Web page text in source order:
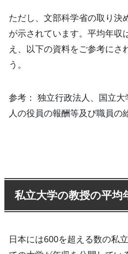
ただし、文部科学省の取り決
が示されています。平均年収
え、以下の資料をご参考にさ
う。
参考： 独立行政法人、国立
人の役員の報酬等及び職員の
私立大学の教授の平均
日本には600を超える数の私